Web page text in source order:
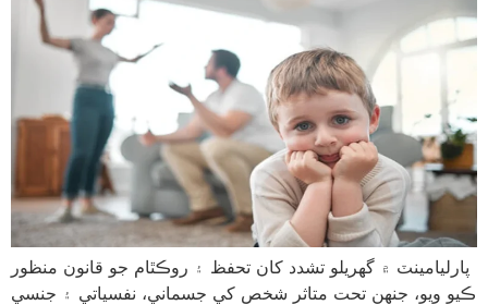
پارليامينٽ ۾ گھريلو تشدد کان تحفظ ۽ روڪٿام جو قانون منظور
ڪيو ويو، جنهن تحت متاثر شخص کي جسماني، نفسياتي ۽ جنسي